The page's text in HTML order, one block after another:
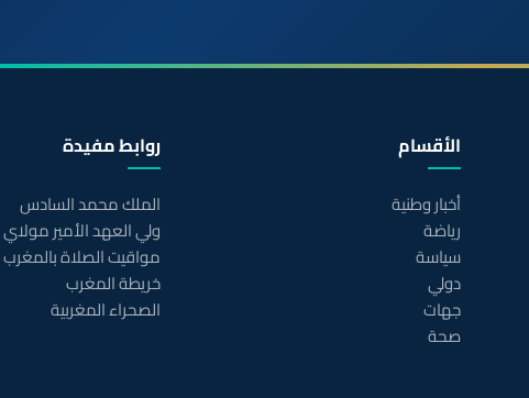
الأقسام
أخبار وطنية
رياضة
سياسة
دولي
جهات
صحة
روابط مفيدة
الملك محمد السادس
ولي العهد الأمير
مواقيت الصلاة بالمغرب
خريطة المغرب
الصحراء المغربية